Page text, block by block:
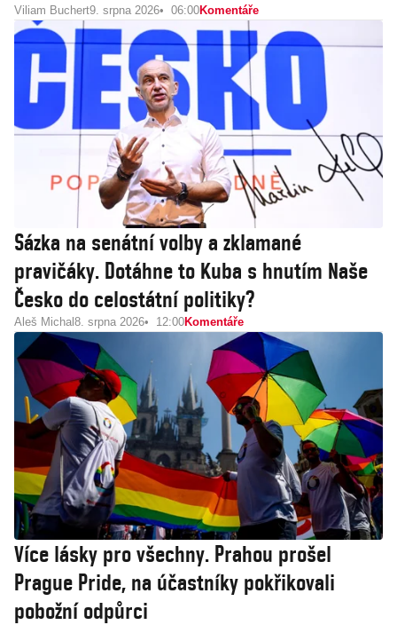
Viliam Buchert9. srpna 2026 06:00Komentáře
Sázka na senátní volby a zklamané
pravičáky. Dotáhne to Kuba s hnutím Naše
Česko do celostátní politiky?
Aleš Michal 8. srpna 2026 12:00Komentáře
Více lásky pro všechny. Prahou prošel
Prague Pride, na účastníky pokřikovali
pobožní odpůrci